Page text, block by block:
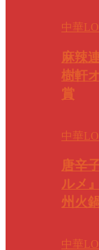
中華
麻辣
樹軒
賞
中華
唐辛
ルメ
州火
中華